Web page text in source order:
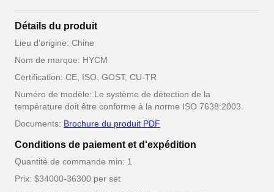
Détails du produit
Lieu d'origine: Chine
Nom de marque: HYCM
Certification: CE, ISO, GOST, CU-TR
Numéro de modèle: Le système de détection de la
température doit être conforme à la norme ISO 7638:2003.
Documents: Brochure du produit PDF
Conditions de paiement et d'expédition
Quantité de commande min: 1
Prix: $34000-36300 per set